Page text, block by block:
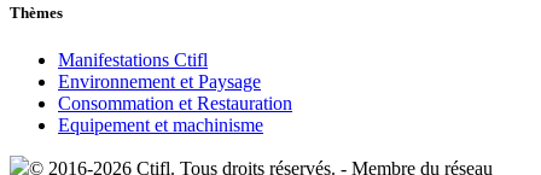
Thèmes
Manifestations Ctifl
Environnement et Paysage
Consommation et Restauration
Equipement et machinisme
© 2016-2026 Ctifl. Tous droits réservés. - Membre du réseau